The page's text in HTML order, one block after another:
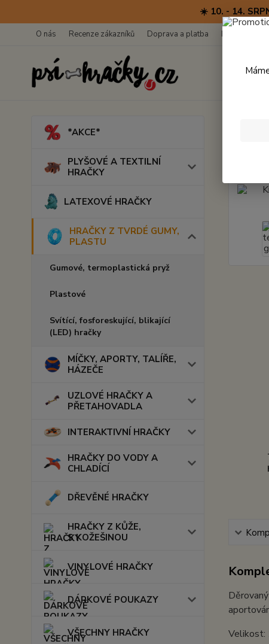
☀️ 10. - 14.
O nás Recenze zákazníků Doprava a platba Kontakty
*AKCE*
PLYŠOVÉ A TEXTILNÍ
HRAČKY
LATEXOVÉ HRAČKY
HRAČKY Z TVRDÉ GUMY,
PLASTU
Gumové, termoplastická pryž
Plastové
Svítící, fosforeskující, blikající
(LED) hračky
MÍČKY, APORTY, TALÍŘE,
HÁZEČE
UZLOVÉ HRAČKY A
PŘETAHOVADLA
INTERAKTIVNÍ HRAČKY
HRAČKY DO VODY A
CHLADÍCÍ
DŘEVĚNÉ HRAČKY
HRAČKY Z KŮŽE,
S KOŽEŠINOU
VINYLOVÉ HRAČKY
DÁRKOVÉ POUKAZY
VŠECHNY HRAČKY
Velikost: